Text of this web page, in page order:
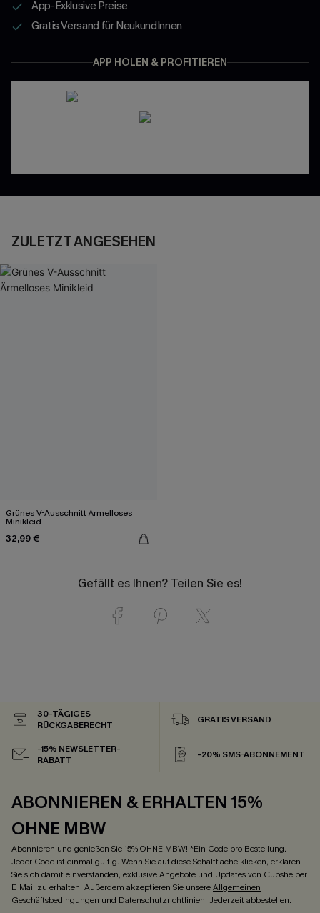
App-Exklusive Preise
Gratis Versand für NeukundInnen
APP HOLEN & PROFITIEREN
ZULETZT ANGESEHEN
Grünes V-Ausschnitt Ärmelloses
Minikleid
32,99 €
Gefällt es Ihnen? Teilen Sie es!
30-TÄGIGES
RÜCKGABERECHT
GRATIS VERSAND
-15% NEWSLETTER-
RABATT
-20% SMS-ABONNEMENT
ABONNIEREN & ERHALTEN 15%
OHNE MBW
Abonnieren und genießen Sie 15% OHNE MBW! *Ein Code pro Bestellung.
Jeder Code ist einmal gültig. Wenn Sie auf diese Schaltfläche klicken, erklären
Sie sich damit einverstanden, exklusive Angebote und Updates von Cupshe per
E-Mail zu erhalten. Außerdem akzeptieren Sie unsereAllgemeinen
Geschäftsbedingungen und Datenschutzrichtlinien. Jederzeit abbestellen.